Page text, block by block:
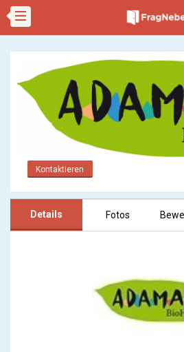
Kontaktieren
Details Fotos